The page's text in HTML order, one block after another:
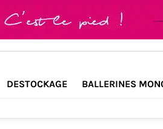
DESTOCKAGE BALLERINES